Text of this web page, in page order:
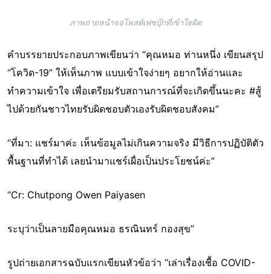
ภาพถ่ายหน้าจอโพสต์เฟซบุ๊กที่เข้าใจผิด
คำบรรยายประกอบภาพเขียนว่า “คุณหมอ ท่านหนึ่ง เขียนสรุป
“โควิด-19” ให้เห็นภาพ แบบเข้าใจง่ายๆ อยากให้อ่านและ
ทำความเข้าใจ เพื่อเตรียมรับสถานการณ์ที่จะเกิดขึ้นนะคะ #สู้
ไปด้วยกันชาวไทยรับผิดชอบตัวเองรับผิดชอบสังคม”
“ที่มา: แชร์มาค่ะ เห็นข้อมูลไม่เกินความจริง มีวิธีการปฏิบัติตัว
พื้นฐานที่ทำได้ เลยนำมาแชร์เผื่อเป็นประโยชน์ค่ะ”
“Cr: Chutpong Owen Paiyasen
ระบุว่าเป็นลายมือคุณหมอ ธรณินทร์ กองสุข”
รูปถ่ายเอกสารฉบับแรกเขียนหัวข้อว่า “เล่าเรื่องเชื้อ COVID-